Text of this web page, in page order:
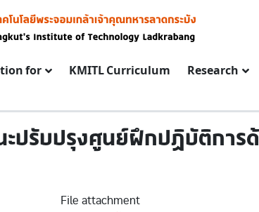
for KMITL Curriculum Research
ะปรับปรุงศูนย์ฝึกปฏิบัติกา
File attachment